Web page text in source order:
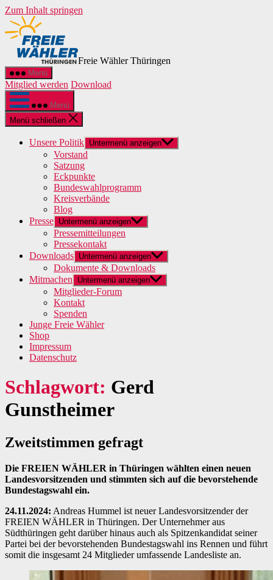
Zum Inhalt springen
Freie Wähler Thüringen
Menü
Mitglied werden Download
Menü
Menü schließen
Unsere Politik Untermenü anzeigen
Vorstand
Satzung
Eckpunkte
Bundeswahlprogramm
Kreisverbände
Blog
Presse Untermenü anzeigen
Pressemitteilungen
Pressekontakt
Downloads Untermenü anzeigen
Dokumente & Downloads
Mitmachen
Untermenü anzeigen
Mitglieder-Forum
Kontakt
Spenden
Junge Freie Wähler
Shop
Impressum
Datenschutz
Schlagwort: Gerd
Gunstheimer
Zweitstimmen gefragt
Die FREIEN WÄHLER in Thüringen wählten einen neuen
Landesvorsitzenden und stimmten sich auf die bevorstehende
Bundestagswahl ein.
24.11.2024: Andreas Hummel ist neuer Landesvorsitzender der
FREIEN WÄHLER in Thüringen. Der Unternehmer aus
Südthüringen geht darüber hinaus auch als Spitzenkandidat seiner
Partei bei der bevorstehenden Bundestagswahl ins Rennen und führt
somit die insgesamt 24 Mitglieder umfassende Landesliste an.